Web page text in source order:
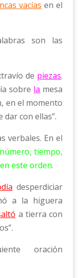
vacías en el
son las
de piezas.
sobre la mesa
en el momento
dar con ellas”.
verbales. En el
tiempo,
este orden.
desperdiciar
a la higuera
a tierra con
oración